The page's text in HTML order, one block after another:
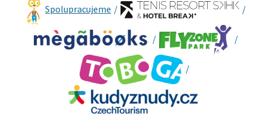
Spolupracujeme